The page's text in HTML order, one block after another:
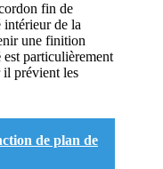
fin de
intérieur de la
une finition
est particulièrement
il prévient les
de plan de